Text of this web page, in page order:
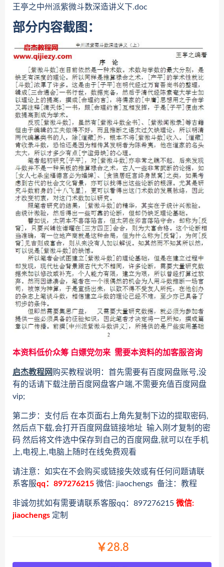
王亭之中州派紫微斗数深造讲义下.doc
部分内容截图：
本资料低价众筹 白嫖党勿来 需要本资料的加客服咨询
启杰教程网购买教程说明：首先需要有百度网盘账号,没
有的话请下载注册百度网盘客户端,不需要充值百度网盘
vip;
第二步：支付后 在本页面右上角先复制下边的提取密码,
然后点下载,会打开百度网盘链接地址 输入刚才复制的密
码 然后将文件选中保存到自己的百度网盘,就可以在手机
上,电视上,电脑上随时在线免费观看
请注意：如实在不会购买或链接失效或有任何问题请联
系客服qq：897276215 微信: jiaochengs 备注：教程
非诚勿扰如有需要请联系客服qq：897276215 微信:
jiaochengs 定制
￥28.8